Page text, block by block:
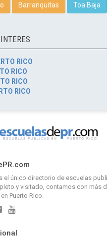
Barranquitas Toa Baja
RICO
RICO
RICO
RICO
el único directorio de escuelas
y visitado, contamos con más
Puerto Rico.